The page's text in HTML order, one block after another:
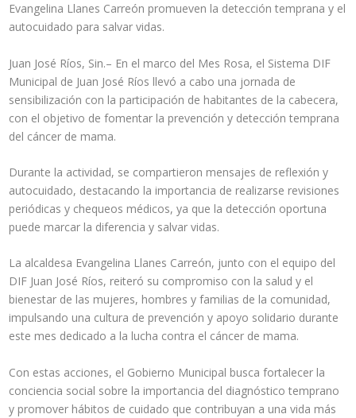
Evangelina Llanes Carreón promueven la detección temprana y el
autocuidado para salvar vidas.
Juan José Ríos, Sin.– En el marco del Mes Rosa, el Sistema DIF
Municipal de Juan José Ríos llevó a cabo una jornada de
sensibilización con la participación de habitantes de la cabecera,
con el objetivo de fomentar la prevención y detección temprana
del cáncer de mama.
Durante la actividad, se compartieron mensajes de reflexión y
autocuidado, destacando la importancia de realizarse revisiones
periódicas y chequeos médicos, ya que la detección oportuna
puede marcar la diferencia y salvar vidas.
La alcaldesa Evangelina Llanes Carreón, junto con el equipo del
DIF Juan José Ríos, reiteró su compromiso con la salud y el
bienestar de las mujeres, hombres y familias de la comunidad,
impulsando una cultura de prevención y apoyo solidario durante
este mes dedicado a la lucha contra el cáncer de mama.
Con estas acciones, el Gobierno Municipal busca fortalecer la
conciencia social sobre la importancia del diagnóstico temprano
y promover hábitos de cuidado que contribuyan a una vida más